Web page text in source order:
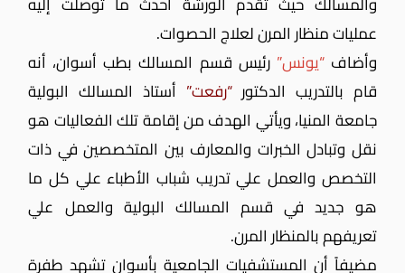
عمليات منظار المرن لعلاج الحصوات.
وأضاف“يونس” رئيس قسم المسالك بطب أسوان، أنه
قام بالتدريب الدكتور“رفعت” أستاذ المسالك البولية
جامعة المنيا، ويأتي الهدف من إقامة تلك الفعاليات هو
نقل وتبادل الخبرات والمعارف بين المتخصصين في ذات
التخصص والعمل علي تدريب شباب الأطباء علي كل ما
هو جديد في قسم المسالك البولية والعمل علي
تعريفهم بالمنظار المرن.
مضيفاً أن المستشفيات الجامعية بأسوان تشهد طفرة